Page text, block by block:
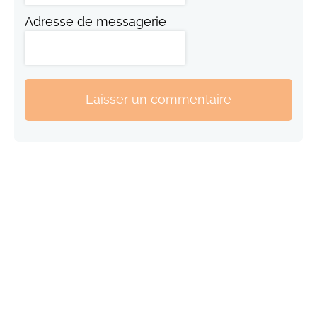
Adresse de messagerie
Laisser un commentaire